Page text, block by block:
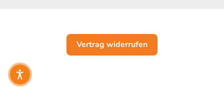
Vertrag widerrufen